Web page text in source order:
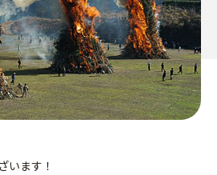
います！